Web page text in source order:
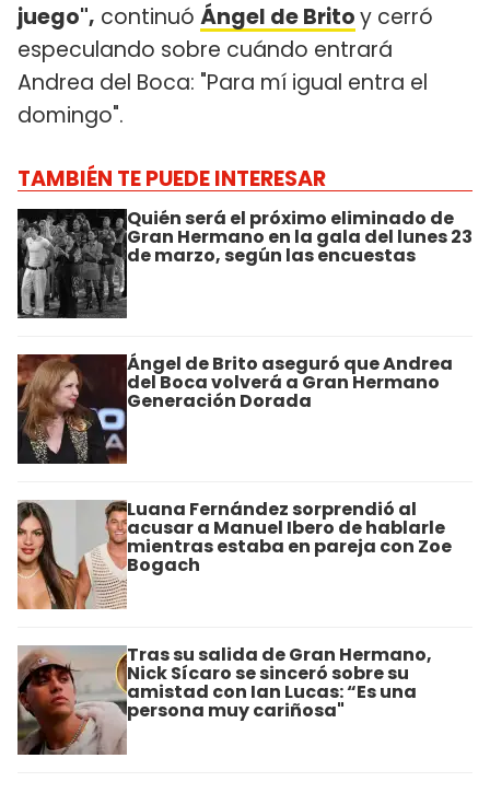
juego", continuó Ángel de Britoy cerró
especulando sobre cuándo entrará
Andrea del Boca: "Para mí igual entra el
domingo".
TAMBIÉN TE PUEDE INTERESAR
Quién será el próximo eliminado de
Gran Hermano en la gala del lunes 23
de marzo, según las encuestas
Ángel de Brito aseguró que Andrea
del Boca volverá a Gran Hermano
Generación Dorada
Luana Fernández sorprendió al
acusar a Manuel Ibero de hablarle
mientras estaba en pareja con Zoe
Bogach
Tras su salida de Gran Hermano,
Nick Sícaro se sinceró sobre su
amistad con Ian Lucas: “Es una
persona muy cariñosa"